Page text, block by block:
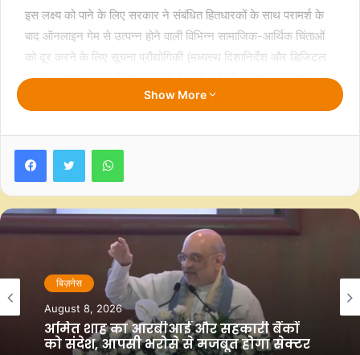
इस लक्ष्य को पाने के लिए सरकार ने संबंधित हितधारकों के साथ परामर्श के
बाद ऑनलाइन गेम से उत्पन्न होने वाली विभिन्न सामाजिक-आर्थिक चिंताओं
को दूर करने के लिए सूचना प्रौद्योगिकी (मध्यस्थ दिशानिर्देश और डिजिटल
मीडिया आचार संहिता) नियम, 2021 में संशोधनों को अधिसूचित किया।
मध्यस्थों या प्लेटफार्मों सहित ऑनलाइन गेमिंग मध्यस्थों पर विशिष्ट दायित्व
डालता है।
उल्लंघन करने वाली किसी भी सूचना को होस्ट, स्टोर या प्रकाशित नहीं
केंद्रीय मंत्री के अनुसार, वे अपनी जवाबदेही सुनिश्चित करने के लिए भी
बाध्य हैं, जिसमें आईटी नियम, 2021 के तहत वर्गीकृत गैरकानूनी सूचनाओं
को हटाने की दिशा में उनकी तुरंत कार्रवाई शामिल है।
Show More
FacebookTwitter WhatsApp
बिज़नेस
August 8, 2026
अमित शाह का आरबीआई और सहकारी बैंकों
को संदेश, आपसी भरोसे से मजबूत होगा सेक्टर